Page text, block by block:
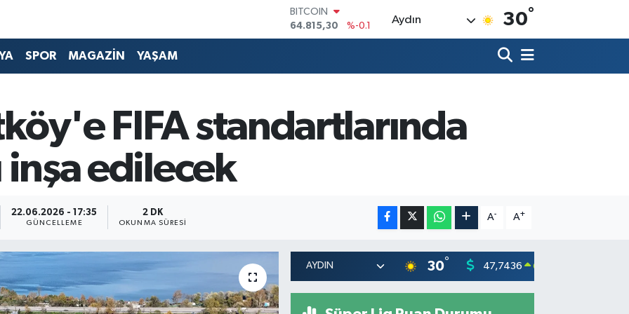
DOLAR
47,7436
%0.18
EURO
6660.55
%0
BİST100
13.779
%-14
Aydın 30°
SPOR MAGAZİN YAŞAM
FIFA standartlarında
inşa edilecek
22.06.2026 - 17:35
GÜNCELLEME
2 DK
OKUNMA SÜRESI
A- A+
30° 47,7436 0.18